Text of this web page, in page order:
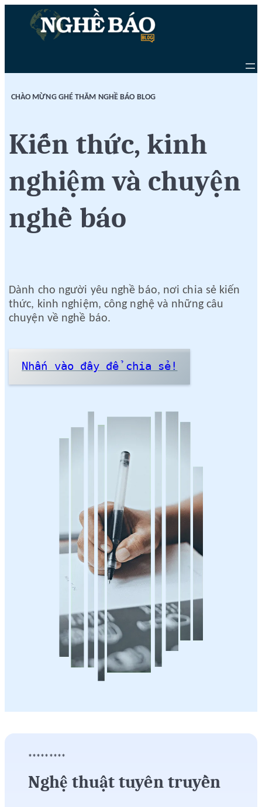
Chuyển
content
CHÀO MỪNG GHÉ THĂM NGHỀ BÁO BLOG
Kiến thức, kinh
nghiệm và chuyện
nghề báo
Dành cho người yêu nghề báo, nơi chia sẻ kiến
thức, kinh nghiệm, công nghệ và những câu
chuyện về nghề báo.
Nhấn vào đây để chia sẻ!
*********
Nghệ thuật tuyên truyền